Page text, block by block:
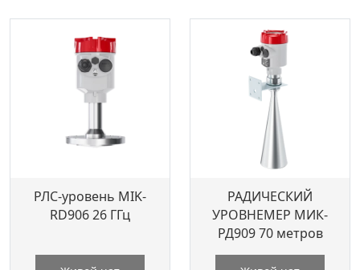
РЛС-уровень MIK-
RD906 26 ГГц
РАДИЧЕСКИЙ
УРОВНЕМЕР МИК-
РД909 70 метров